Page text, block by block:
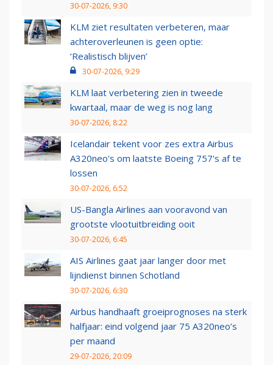
30-07-2026, 9:30
KLM ziet resultaten verbeteren, maar
achteroverleunen is geen optie:
‘Realistisch blijven’
30-07-2026, 9:29
KLM laat verbetering zien in tweede
kwartaal, maar de weg is nog lang
30-07-2026, 8:22
Icelandair tekent voor zes extra Airbus
A320neo's om laatste Boeing 757's af te
lossen
30-07-2026, 6:52
US-Bangla Airlines aan vooravond van
grootste vlootuitbreiding ooit
30-07-2026, 6:45
AIS Airlines gaat jaar langer door met
lijndienst binnen Schotland
30-07-2026, 6:30
Airbus handhaaft groeiprognoses na sterk
halfjaar: eind volgend jaar 75 A320neo’s
per maand
29-07-2026, 20:09